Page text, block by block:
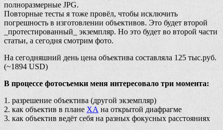
полноразмерные JPG.
Повторные тесты я тоже провёл, чтобы исключить
погрешность в изготовлении объективов. Это будет второй
_протестированный_ экземпляр. Но это будет во второй части
статьи, а сегодня смотрим фото.
На сегодняшний день цена объектива составляла 125 тыс.руб.
(~1894 USD)
В процессе фотосъемки меня интересовало три момента:
1. разрешение объектива (другой экземпляр)
2. как объектив в плане ХА на открытой диафрагме
3. как объектив ведёт себя на разных фокусных расстояниях